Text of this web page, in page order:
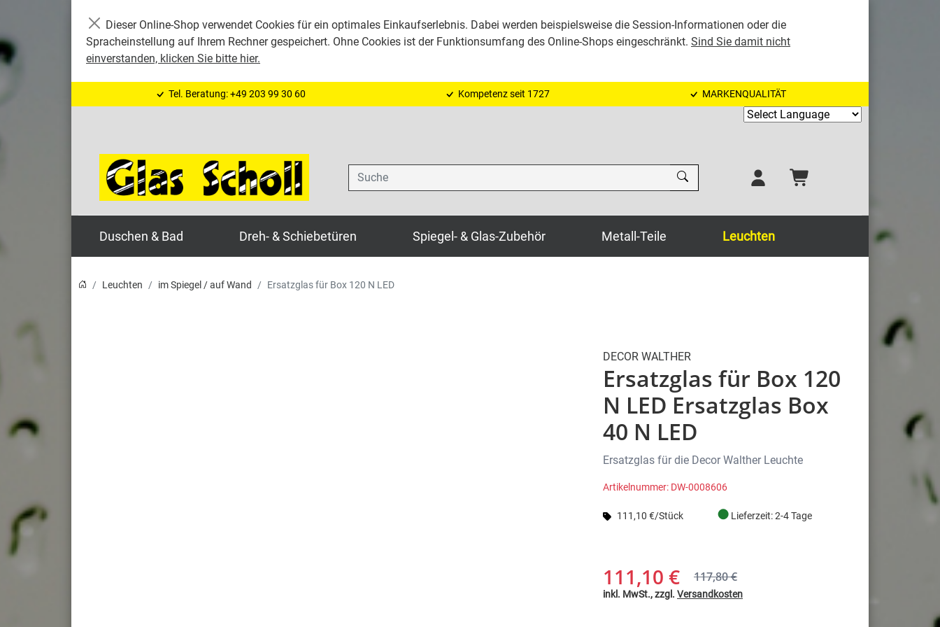
Schließen
Dieser Online-Shop verwendet Cookies für ein optimales Einkaufserlebnis. Dabei werden beispielsweise die Session-Informationen oder die
Spracheinstellung auf Ihrem Rechner gespeichert. Ohne Cookies ist der Funktionsumfang des Online-Shops eingeschränkt. Sind Sie damit nicht
einverstanden, klicken Sie bitte hier.
Tel. Beratung: +49 203 99 30 60 Kompetenz seit 1727 MARKENQUALITÄT
Suche
Duschen & Bad Dreh- & Schiebetüren Spiegel- & Glas-Zubehör Metall-Teile Leuchten
Leuchten im Spiegel / auf Wand Ersatzglas für Box 120 N LED
DECOR WALTHER
Ersatzglas für Box 120
N LED Ersatzglas Box
40 N LED
Ersatzglas für die Decor Walther Leuchte
Artikelnummer: DW-0008606
111,10 €/Stück ● Lieferzeit: 2-4 Tage
111,10 € 117,80 €
inkl. MwSt., zzgl. Versandkosten